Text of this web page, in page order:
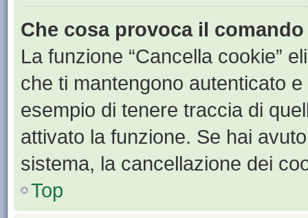
Che cosa provoca il
La funzione “Cancella cookie”
che ti mantengono autenticato
esempio di tenere traccia di
attivato la funzione. Se hai
sistema, la cancellazione dei
Top